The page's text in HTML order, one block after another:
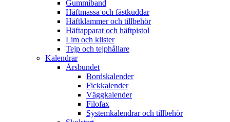
Gummiband
Häftmassa och fästkuddar
Häftklammer och tillbehör
Häftapparat och häftpistol
Lim och klister
Tejp och tejphållare
Kalendrar
Årsbundet
Bordskalender
Fickkalender
Väggkalender
Filofax
Systemkalendrar och tillbehör